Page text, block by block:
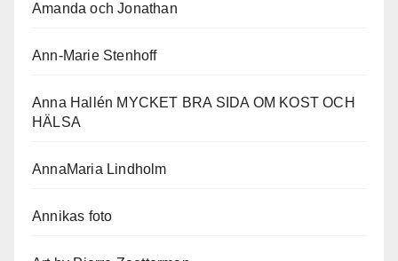
Amanda och Jonathan
Ann-Marie Stenhoff
Anna Hallén MYCKET BRA SIDA OM KOST OCH
HÄLSA
AnnaMaria Lindholm
Annikas foto